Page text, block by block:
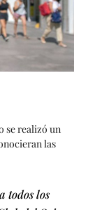
se realizó un
las
todos los